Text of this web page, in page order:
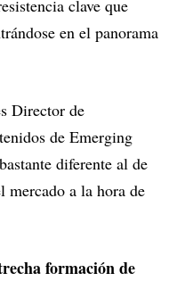
clave que
en el panorama
Director de
de Emerging
diferente al de
mercado a la hora de
formación de